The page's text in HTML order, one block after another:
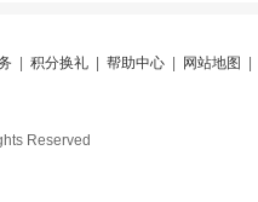
积分换礼 帮助中心 网站地图
Reserved